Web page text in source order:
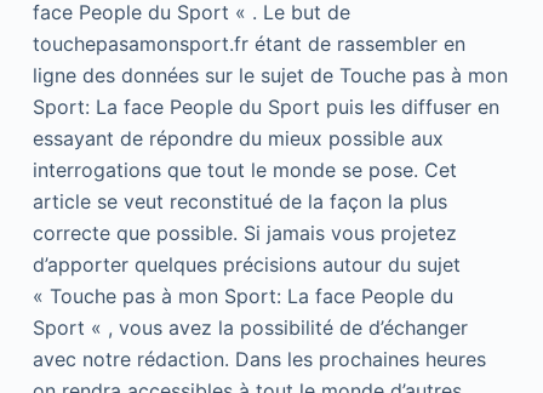
face People du Sport « . Le but de
touchepasamonsport.fr étant de rassembler en
ligne des données sur le sujet de Touche pas à mon
Sport: La face People du Sport puis les diffuser en
essayant de répondre du mieux possible aux
interrogations que tout le monde se pose. Cet
article se veut reconstitué de la façon la plus
correcte que possible. Si jamais vous projetez
d’apporter quelques précisions autour du sujet
« Touche pas à mon Sport: La face People du
Sport « , vous avez la possibilité de d’échanger
avec notre rédaction. Dans les prochaines heures